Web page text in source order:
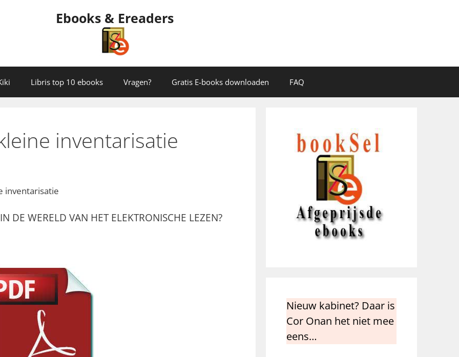
Ebooks & Ereaders
Libris top 10 ebooks Vragen? Gratis E-books downloaden FAQ
inventarisatie
inventarisatie
DE WERELD VAN HET ELEKTRONISCHE LEZEN?
Nieuw kabinet? Daar is
Cor Onan het niet mee
eens…